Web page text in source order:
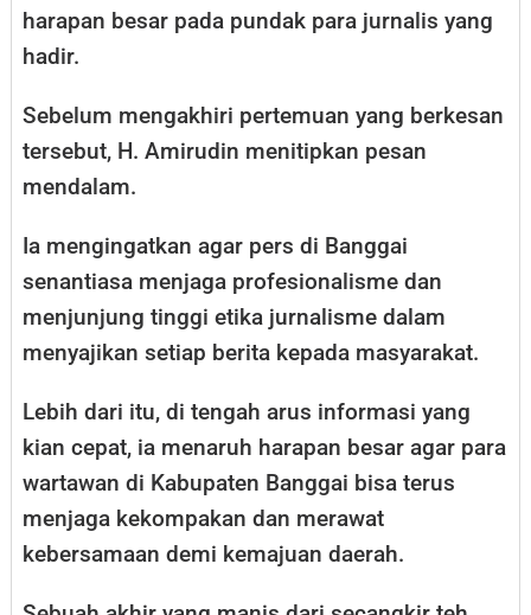
harapan besar pada pundak para jurnalis yang
hadir.
Sebelum mengakhiri pertemuan yang berkesan
tersebut, H. Amirudin menitipkan pesan
mendalam.
Ia mengingatkan agar pers di Banggai
senantiasa menjaga profesionalisme dan
menjunjung tinggi etika jurnalisme dalam
menyajikan setiap berita kepada masyarakat.
Lebih dari itu, di tengah arus informasi yang
kian cepat, ia menaruh harapan besar agar para
wartawan di Kabupaten Banggai bisa terus
menjaga kekompakan dan merawat
kebersamaan demi kemajuan daerah.